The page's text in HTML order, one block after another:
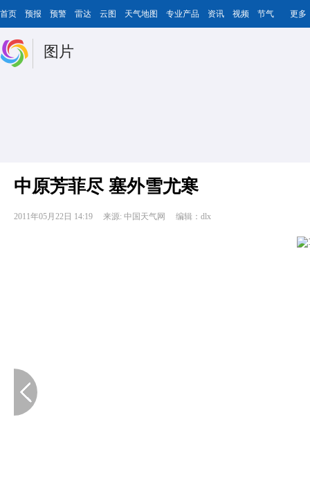
首页 预报 预警 雷达 云图 天气地图 专业产品 资讯 视频 节气 更多
图片
中原芳菲尽 塞外雪尤寒
2011年05月22日 14:19 来源: 中国天气网 编辑：dlx